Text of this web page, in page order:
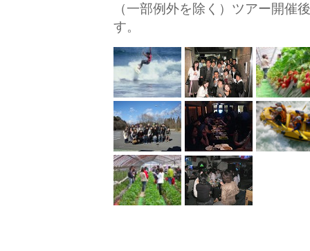
（一部例外を除く）ツアー開催
す。